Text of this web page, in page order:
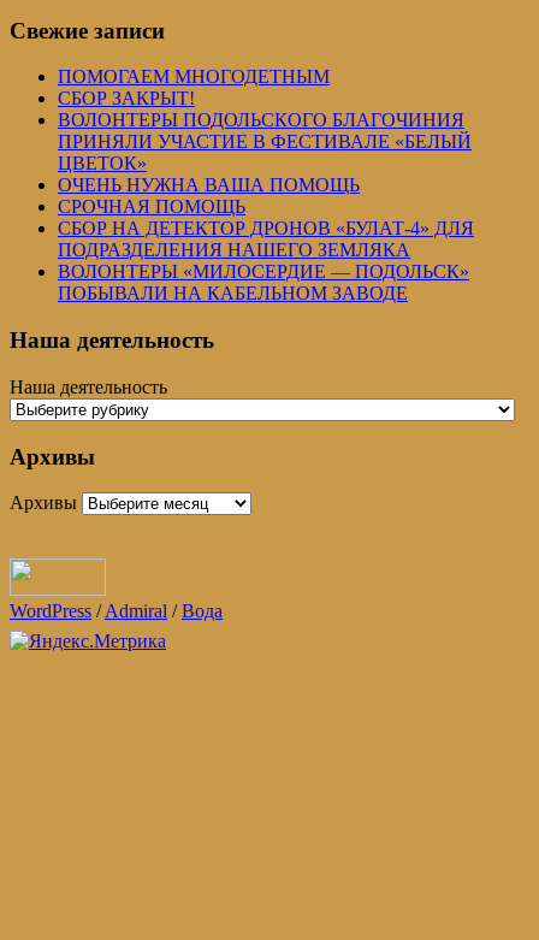
Свежие записи
ПОМОГАЕМ МНОГОДЕТНЫМ
СБОР ЗАКРЫТ!
ВОЛОНТЕРЫ ПОДОЛЬСКОГО БЛАГОЧИНИЯ
ПРИНЯЛИ УЧАСТИЕ В ФЕСТИВАЛЕ «БЕЛЫЙ
ЦВЕТОК»
ОЧЕНЬ НУЖНА ВАША ПОМОЩЬ
СРОЧНАЯ ПОМОЩЬ
СБОР НА ДЕТЕКТОР ДРОНОВ «БУЛАТ-4» ДЛЯ
ПОДРАЗДЕЛЕНИЯ НАШЕГО ЗЕМЛЯКА
ВОЛОНТЕРЫ «МИЛОСЕРДИЕ — ПОДОЛЬСК»
ПОБЫВАЛИ НА КАБЕЛЬНОМ ЗАВОДЕ
Наша деятельность
Наша деятельность
Архивы
Архивы
WordPress /Admiral /Вода